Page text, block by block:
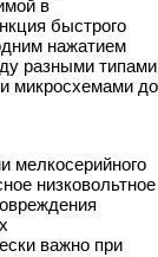
в
быстрого
нажатием
разными типами
микросхемами до
мелкосерийного
низковольтное
важно при